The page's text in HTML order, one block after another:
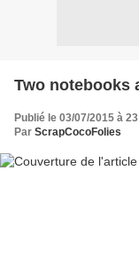
Two notebooks
Publié le 03/07/2015 à
Par ScrapCocoFolies